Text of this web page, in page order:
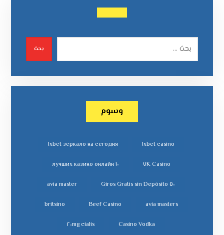
بحث
وسوم
١xbet casino ١xbet зеркало на сегодня
٧K Casino ١٠ лучших казино онлайн
٥٠ Giros Gratis sin Depósito avia master
avia masters
Beef Casino
britsino
Casino Vodka cialis ٢٠mg